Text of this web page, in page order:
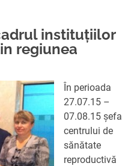
PARTENERII
DONATORII
MEDIA
RAPORT ANUAL
ANALIZE
SĂNĂTATEA
PLANIFICAREA
PREVENIREA
EDUCAȚIA SEXUALĂ
DREPTURI SEXUALE
DE LA PARTENERII
PUBLICAȚII
instituțiilor
regiunea
În perioada
27.07.15 –
07.08.15 șefa
centrului de
sănătate
reproductivă